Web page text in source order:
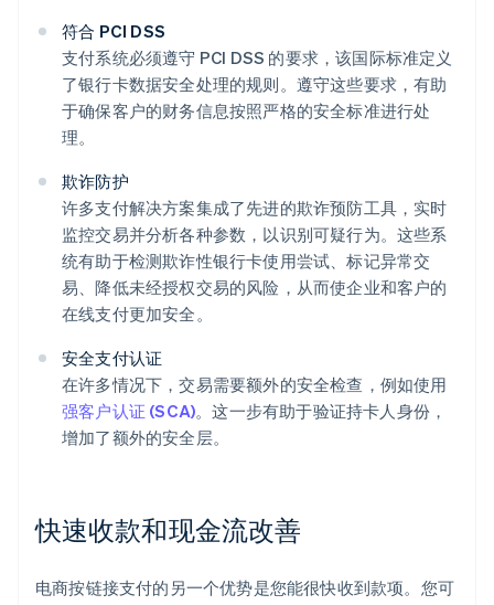
符合 PCI DSS
支付系统必须遵守 PCI DSS 的要求，该国际标准定义
了银行卡数据安全处理的规则。遵守这些要求，有助
于确保客户的财务信息按照严格的安全标准进行处
理。
欺诈防护
许多支付解决方案集成了先进的欺诈预防工具，实时
监控交易并分析各种参数，以识别可疑行为。这些系
统有助于检测欺诈性银行卡使用尝试、标记异常交
易、降低未经授权交易的风险，从而使企业和客户的
在线支付更加安全。
安全支付认证
在许多情况下，交易需要额外的安全检查，例如使用
强客户认证 (SCA)。这一步有助于验证持卡人身份，
增加了额外的安全层。
快速收款和现金流改善
电商按链接支付的另一个优势是您能很快收到款项。您可